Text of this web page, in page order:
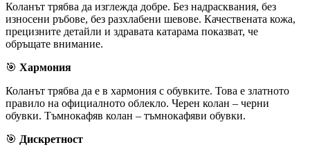
Коланът трябва да изглежда добре. Без надрасквания, без
износени ръбове, без разхлабени шевове. Качествената кожа,
прецизните детайли и здравата катарама показват, че
обръщате внимание.
🎯 Хармония
Коланът трябва да е в хармония с обувките. Това е златното
правило на официалното облекло. Черен колан – черни
обувки. Тъмнокафяв колан – тъмнокафяви обувки.
🎯 Дискретност